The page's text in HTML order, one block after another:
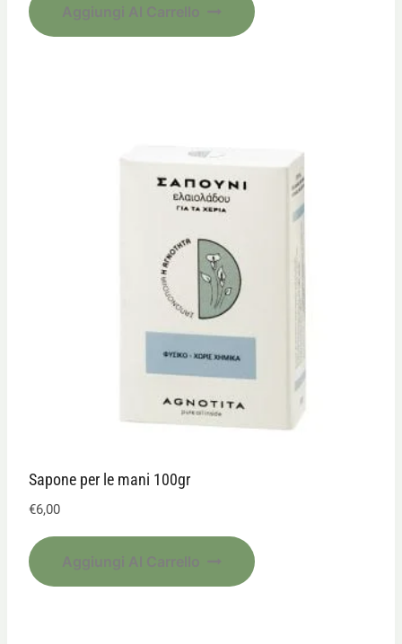
Aggiungi Al Carrello
Sapone per le mani 100gr
€6,00
Aggiungi Al Carrello